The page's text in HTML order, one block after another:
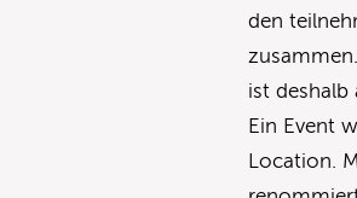
den
ist deshalb
Ein Event
Location.